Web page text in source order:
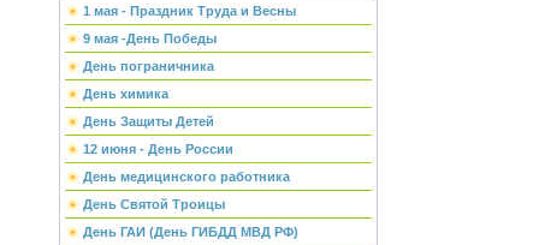
1 мая - Праздник Труда и Весны
9 мая -День Победы
День пограничника
День химика
День Защиты Детей
12 июня - День России
День медицинского работника
День Святой Троицы
День ГАИ (День ГИБДД МВД РФ)